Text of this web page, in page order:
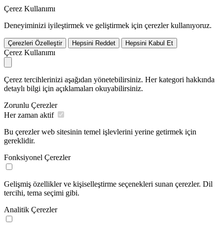
Çerez Kullanımı
Deneyiminizi iyileştirmek ve geliştirmek için çerezler kullanıyoruz.
Çerezleri Özelleştir Hepsini Reddet Hepsini Kabul Et
Çerez Kullanımı
Çerez tercihlerinizi aşağıdan yönetebilirsiniz. Her kategori hakkında
detaylı bilgi için açıklamaları okuyabilirsiniz.
Zorunlu Çerezler
Her zaman aktif
Bu çerezler web sitesinin temel işlevlerini yerine getirmek için
gereklidir.
Fonksiyonel Çerezler
Gelişmiş özellikler ve kişiselleştirme seçenekleri sunan çerezler. Dil
tercihi, tema seçimi gibi.
Analitik Çerezler